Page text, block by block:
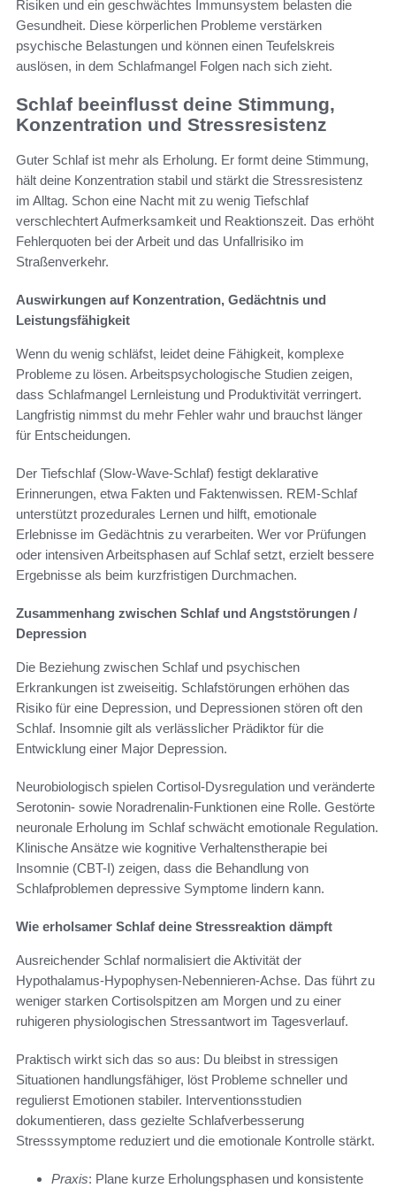
Risiken und ein geschwächtes Immunsystem belasten die
Gesundheit. Diese körperlichen Probleme verstärken
psychische Belastungen und können einen Teufelskreis
auslösen, in dem Schlafmangel Folgen nach sich zieht.
Schlaf beeinflusst deine Stimmung,
Konzentration und Stressresistenz
Guter Schlaf ist mehr als Erholung. Er formt deine Stimmung,
hält deine Konzentration stabil und stärkt die Stressresistenz
im Alltag. Schon eine Nacht mit zu wenig Tiefschlaf
verschlechtert Aufmerksamkeit und Reaktionszeit. Das erhöht
Fehlerquoten bei der Arbeit und das Unfallrisiko im
Straßenverkehr.
Auswirkungen auf Konzentration, Gedächtnis und
Leistungsfähigkeit
Wenn du wenig schläfst, leidet deine Fähigkeit, komplexe
Probleme zu lösen. Arbeitspsychologische Studien zeigen,
dass Schlafmangel Lernleistung und Produktivität verringert.
Langfristig nimmst du mehr Fehler wahr und brauchst länger
für Entscheidungen.
Der Tiefschlaf (Slow-Wave-Schlaf) festigt deklarative
Erinnerungen, etwa Fakten und Faktenwissen. REM-Schlaf
unterstützt prozedurales Lernen und hilft, emotionale
Erlebnisse im Gedächtnis zu verarbeiten. Wer vor Prüfungen
oder intensiven Arbeitsphasen auf Schlaf setzt, erzielt bessere
Ergebnisse als beim kurzfristigen Durchmachen.
Zusammenhang zwischen Schlaf und Angststörungen /
Depression
Die Beziehung zwischen Schlaf und psychischen
Erkrankungen ist zweiseitig. Schlafstörungen erhöhen das
Risiko für eine Depression, und Depressionen stören oft den
Schlaf. Insomnie gilt als verlässlicher Prädiktor für die
Entwicklung einer Major Depression.
Neurobiologisch spielen Cortisol-Dysregulation und veränderte
Serotonin- sowie Noradrenalin-Funktionen eine Rolle. Gestörte
neuronale Erholung im Schlaf schwächt emotionale Regulation.
Klinische Ansätze wie kognitive Verhaltenstherapie bei
Insomnie (CBT-I) zeigen, dass die Behandlung von
Schlafproblemen depressive Symptome lindern kann.
Wie erholsamer Schlaf deine Stressreaktion dämpft
Ausreichender Schlaf normalisiert die Aktivität der
Hypothalamus-Hypophysen-Nebennieren-Achse. Das führt zu
weniger starken Cortisolspitzen am Morgen und zu einer
ruhigeren physiologischen Stressantwort im Tagesverlauf.
Praktisch wirkt sich das so aus: Du bleibst in stressigen
Situationen handlungsfähiger, löst Probleme schneller und
regulierst Emotionen stabiler. Interventionsstudien
dokumentieren, dass gezielte Schlafverbesserung
Stresssymptome reduziert und die emotionale Kontrolle stärkt.
Praxis: Plane kurze Erholungsphasen und konsistente